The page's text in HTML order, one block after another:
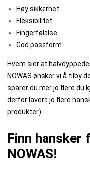
Høy sikkerhet
Fleksibilitet
Fingerfølelse
God passform.
Hvem sier at
NOWAS ønsker vi å tilby
sparer du mer jo flere du
derfor lavere jo flere
produkter).
Finn hansker
NOWAS!